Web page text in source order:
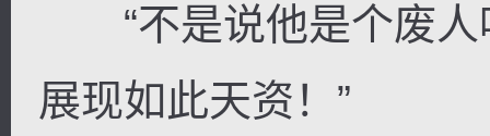
“不是说他是个废人
展现如此天资！”